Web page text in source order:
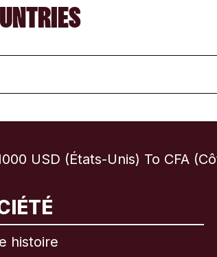
USD (États-Unis) To CFA
histoire